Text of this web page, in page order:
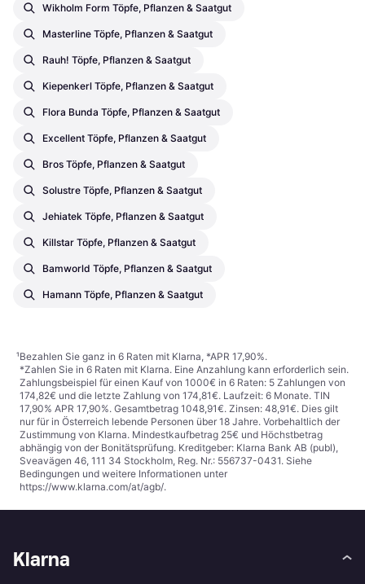
Wikholm Form Töpfe, Pflanzen & Saatgut
Masterline Töpfe, Pflanzen & Saatgut
Rauh! Töpfe, Pflanzen & Saatgut
Kiepenkerl Töpfe, Pflanzen & Saatgut
Flora Bunda Töpfe, Pflanzen & Saatgut
Excellent Töpfe, Pflanzen & Saatgut
Bros Töpfe, Pflanzen & Saatgut
Solustre Töpfe, Pflanzen & Saatgut
Jehiatek Töpfe, Pflanzen & Saatgut
Killstar Töpfe, Pflanzen & Saatgut
Bamworld Töpfe, Pflanzen & Saatgut
Hamann Töpfe, Pflanzen & Saatgut
¹Bezahlen Sie ganz in 6 Raten mit Klarna, *APR 17,90%.
*Zahlen Sie in 6 Raten mit Klarna. Eine Anzahlung kann erforderlich sein.
Zahlungsbeispiel für einen Kauf von 1000€ in 6 Raten: 5 Zahlungen von
174,82€ und die letzte Zahlung von 174,81€. Laufzeit: 6 Monate. TIN
17,90% APR 17,90%. Gesamtbetrag 1048,91€. Zinsen: 48,91€. Dies gilt
nur für in Österreich lebende Personen über 18 Jahre. Vorbehaltlich der
Zustimmung von Klarna. Mindestkaufbetrag 25€ und Höchstbetrag
abhängig von der Bonitätsprüfung. Kreditgeber: Klarna Bank AB (publ),
Sveavägen 46, 111 34 Stockholm, Reg. Nr.: 556737-0431. Siehe
Bedingungen und weitere Informationen unter
https://www.klarna.com/at/agb/.
Klarna